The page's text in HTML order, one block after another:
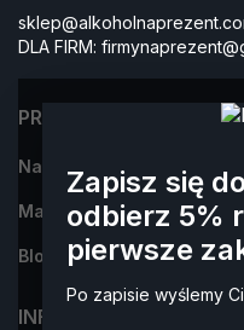
DLA FIRM:
Zapisz się
odbierz 5%
pierwsze
Po zapisie wyślemy
PRODUKTY
Najczęściej kupowane
Marki
Blog
INFORMACJA